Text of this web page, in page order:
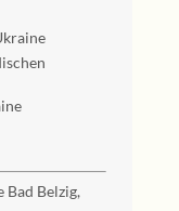
Bad Belzig,